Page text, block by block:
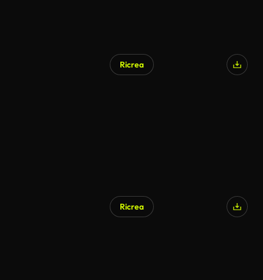
Ricrea
Ricrea